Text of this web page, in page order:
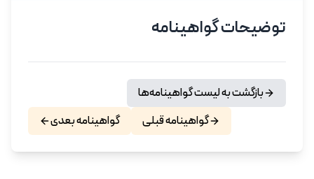
توضیحات گواهینامه
بازگشت به لیست گواهینامه‌ها
گواهینامه قبلی
گواهینامه بعدی